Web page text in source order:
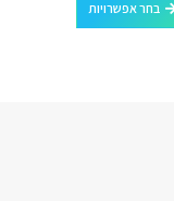
בחר אפשרויות